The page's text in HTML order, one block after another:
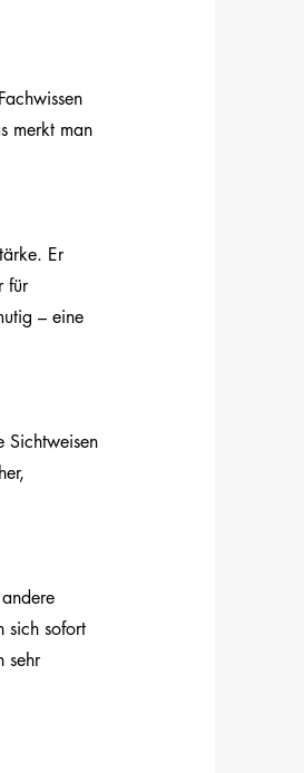
merkt man
Er
für
– eine
Sichtweisen
sich sofort
sehr